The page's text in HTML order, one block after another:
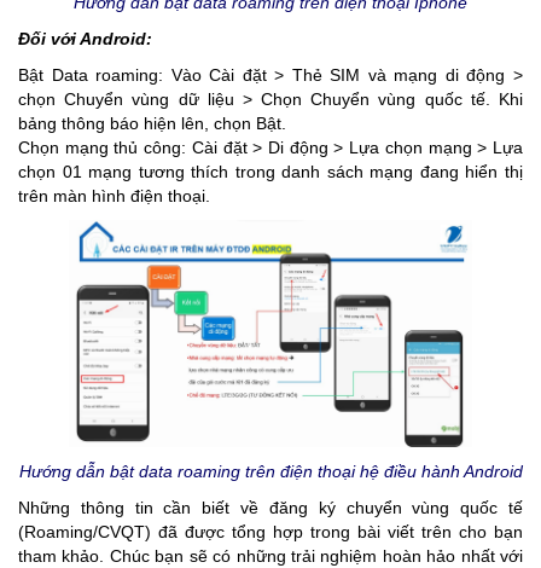
Đối với Android:
Bật Data roaming: Vào Cài đặt > Thẻ SIM và mạng di động >
chọn Chuyển vùng dữ liệu > Chọn Chuyển vùng quốc tế. Khi
bảng thông báo hiện lên, chọn Bật.
Chọn mạng thủ công: Cài đặt > Di động > Lựa chọn mạng > Lựa
chọn 01 mạng tương thích trong danh sách mạng đang hiển thị
trên màn hình điện thoại.
Hướng dẫn bật data roaming trên điện thoại hệ điều hành Android
Những thông tin cần biết về đăng ký chuyển vùng quốc tế
(Roaming/CVQT) đã được tổng hợp trong bài viết trên cho bạn
tham khảo. Chúc bạn sẽ có những trải nghiệm hoàn hảo nhất với